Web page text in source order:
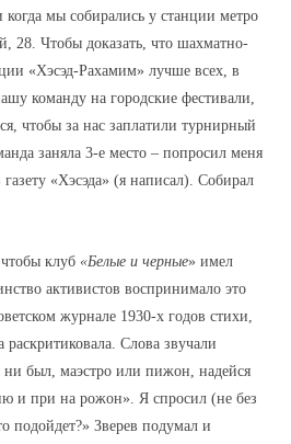
мы собирались у станции метро
28. Чтобы доказать, что шахматно-
«Хэсэд-Рахамим» лучше всех, в
команду на городcкие фестивали,
чтобы за нас заплатили турнирный
заняла 3-е место – попросил меня
«Хэсэда» (я написал). Собирал
клуб «Белые и черные» имел
активистов воспринимало это
журнале 1930-х годов стихи,
Cлова звучали
был, маэстро или пижон, надейся
и при на рожон». Я спросил (не без
подойдет?» Зверев подумал и